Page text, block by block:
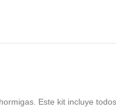
Este kit incluye